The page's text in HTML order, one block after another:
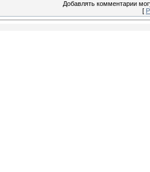
Добавлять комментарии
[